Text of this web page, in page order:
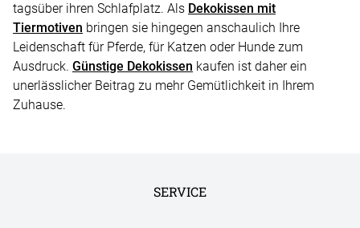
tagsüber ihren Schlafplatz. Als Dekokissen mit
Tiermotiven bringen sie hingegen anschaulich Ihre
Leidenschaft für Pferde, für Katzen oder Hunde zum
Ausdruck. Günstige Dekokissen kaufen ist daher ein
unerlässlicher Beitrag zu mehr Gemütlichkeit in Ihrem
Zuhause.
SERVICE